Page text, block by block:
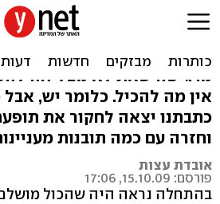
בזעיר אנפין
הוא חתיך, חמוד, עדין
מרגישה שאת לא מצליחה
אין מה להכיל. כלומר יש,
כתבתנו יצאה לחקור את
וחזרה עם כמה תובנות
אובדת עצות
פורסם: 15.10.09, 17:06
בהתחלה נראה היה שהכול